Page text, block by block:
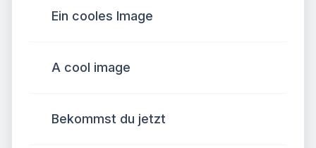
Ein cooles Image
A cool image
Bekommst du jetzt